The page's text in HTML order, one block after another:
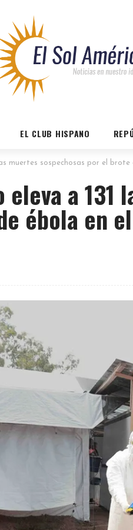
EL CLUB HISPANO
muertes sospechosas por el
eleva a
ébola en